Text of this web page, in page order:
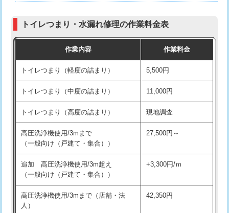
トイレつまり・水漏れ修理の作業料金表
作業内容 作業料金
トイレつまり（軽度の詰まり） 5,500円
トイレつまり（中度の詰まり） 11,000円
トイレつまり（高度の詰まり） 現地調査
高圧洗浄機使用/3mまで
（一般向け（戸建て・集合））
27,500円～
追加 高圧洗浄機使用/3m超え
（一般向け（戸建て・集合））
+3,300円/ｍ
高圧洗浄機使用/3mまで（店舗・法
人）
42,350円